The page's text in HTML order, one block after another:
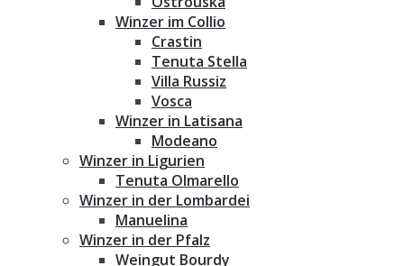
Winzer im Collio
Crastin
Tenuta Stella
Villa Russiz
Vosca
Winzer in Latisana
Modeano
Winzer in Ligurien
Tenuta Olmarello
Winzer in der Lombardei
Manuelina
Winzer in der Pfalz
Weingut Bourdy